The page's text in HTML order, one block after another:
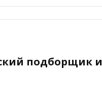
подборщик и